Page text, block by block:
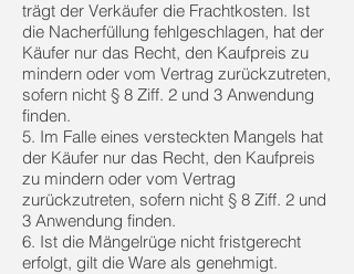
trägt der Verkäufer die Frachtkosten. Ist
die Nacherfüllung fehlgeschlagen, hat der
Käufer nur das Recht, den Kaufpreis zu
mindern oder vom Vertrag zurückzutreten,
sofern nicht § 8 Ziff. 2 und 3 Anwendung
finden.
5. Im Falle eines versteckten Mangels hat
der Käufer nur das Recht, den Kaufpreis
zu mindern oder vom Vertrag
zurückzutreten, sofern nicht § 8 Ziff. 2 und
3 Anwendung finden.
6. Ist die Mängelrüge nicht fristgerecht
erfolgt, gilt die Ware als genehmigt.